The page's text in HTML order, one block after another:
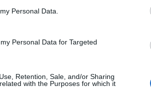
Personal Data.
Personal Data for Targeted
Retention, Sale, and/or Sharing
with the Purposes for which it
δεν μπορεί να
η μεταβίβαση του
τους σε ρύθμιση
οφειλών, αλλά θα πρέπει